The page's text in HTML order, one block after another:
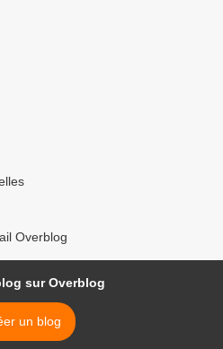
Overblog
sur Overblog
un blog